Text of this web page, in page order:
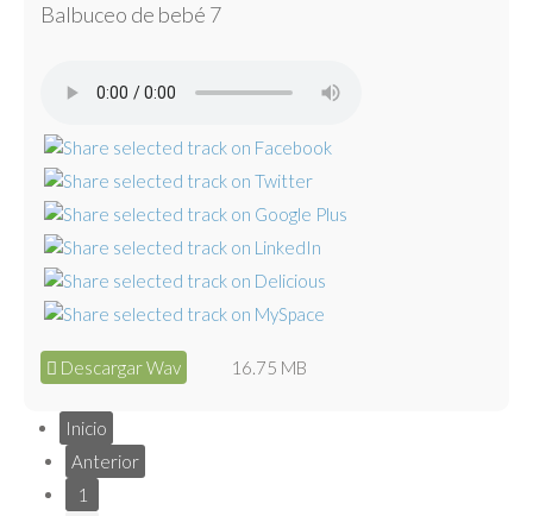
Balbuceo de bebé 7
Descargar Wav 16.75 MB
Inicio
Anterior
1